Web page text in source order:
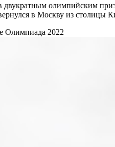
двукратным олимпийским
в Москву из столицы
Олимпиада 2022